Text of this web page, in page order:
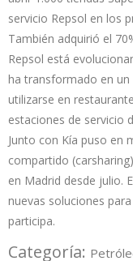
servicio Repsol en los
También adquirió el
Repsol está
ha transformado en
utilizarse en
estaciones de servicio
Junto con Kía puso en
compartido
en Madrid desde julio.
nuevas soluciones
participa.
Categoría: